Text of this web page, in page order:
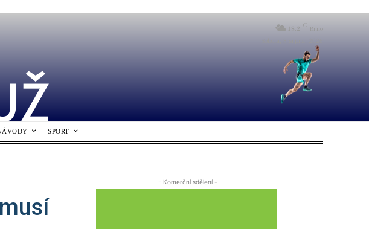
18.2 C
Brno
SPORT
- Komerční sdělení -